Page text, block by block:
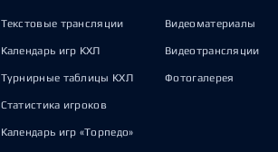
Текстовые трансляции
Календарь игр КХЛ
Турнирные таблицы КХЛ
Статистика игроков
Календарь игр «Торпедо»
Видеоматериалы
Видеотрансляции
Фотогалерея